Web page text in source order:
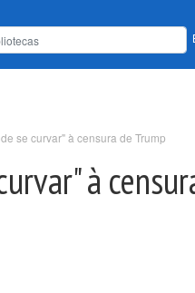
se curvar" à censura de Trump
à